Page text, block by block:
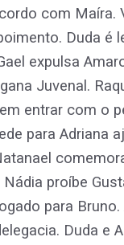
com Maíra.
Duda é
expulsa
Juvenal.
entrar com o
para Adriana
proíbe
para Bruno.
Duda e